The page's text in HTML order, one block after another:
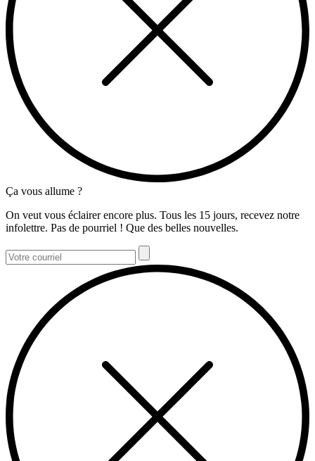
Ça vous allume ?
On veut vous éclairer encore plus. Tous les 15 jours, recevez notre
infolettre. Pas de pourriel ! Que des belles nouvelles.